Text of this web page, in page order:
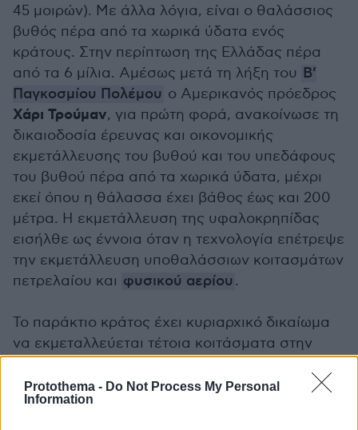
Protothema - Do Not Process My Personal
Information
45 μοιρών). Με άλλα λόγια, είναι ο θαλάσσιος
βυθός πέρα από τα χωρικά ύδατα ενός
κράτους. Στην περίπτωση της Ελλάδας πέρα
από τα 6 μίλια. Αμέσως μετά τη λήξη του Β’
Παγκοσμίου Πολέμου ο Αμερικανός πρόεδρος
Χάρι Τρούμαν, για πρώτη φορά, ανακοίνωσε τη
δικαιοδοσία έρευνας και οικονομικής
εκμετάλλευσης του βυθού και του υπεδάφους
του βυθού πέρα από τα χωρικά ύδατα, μέχρι
εκεί όπου η θάλασσα έχει βάθος έως και 200
μέτρα. Η εκμετάλλευση της υφαλοκρηπίδας
εισήλθε ως έννοια όταν η τεχνολογία επέτρεψε
την εκμετάλλευση υποθαλάσσιων κοιτασμάτων
πετρελαίου και φυσικού αερίου .
Το παράκτιο κράτος έχει κυριαρχικό δικαίωμα
να εκμεταλλεύεται τέτοια κοιτάσματα στην
της Γενεύης του 1958. Οι Τούρκοι αυθαίρετα
δεν αναγνωρίζουν ότι τα νησιά έχουν δική τους